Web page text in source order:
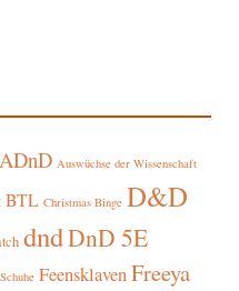
ADnD Auswüchse der Wissenschaft
BTL Christmas Binge D&D
dndDnD 5E
FeensklavenFreeya